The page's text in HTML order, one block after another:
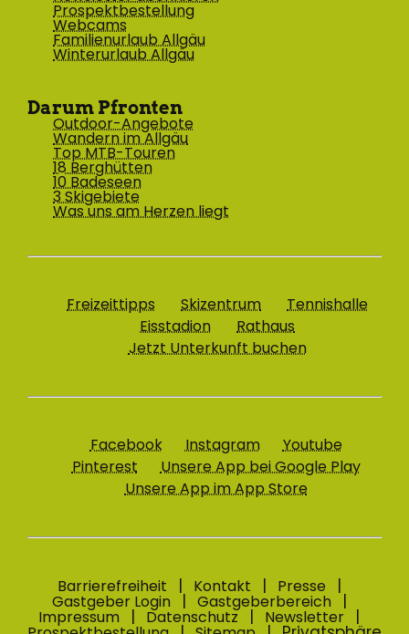
Prospektbestellung
Webcams
Familienurlaub Allgäu
Winterurlaub Allgäu
Darum Pfronten
Outdoor-Angebote
Wandern im Allgäu
Top MTB-Touren
18 Berghütten
10 Badeseen
3 Skigebiete
Was uns am Herzen liegt
Freizeittipps Skizentrum
Tennishalle
Eisstadion
Rathaus
Jetzt Unterkunft buchen
Facebook Instagram
Youtube
Pinterest
Unsere App bei Google Play
Unsere App im App Store
Barrierefreiheit Kontakt Presse
Gastgeber Login Gastgeberbereich
Impressum Datenschutz Newsletter